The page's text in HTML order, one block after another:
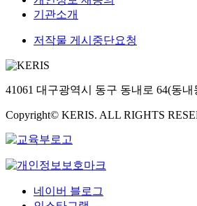
기관소개
저작물 게시중단요청
41061 대구광역시 동구 동내로 64(동내
Copyright© KERIS. ALL RIGHTS
네이버 블로그